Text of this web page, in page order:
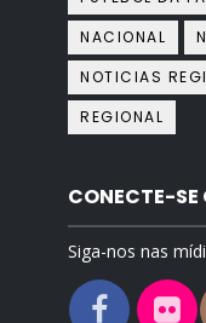
NACIONAL
NOTICIAS
REGIONAL
CONECTE-
Siga-nos nas